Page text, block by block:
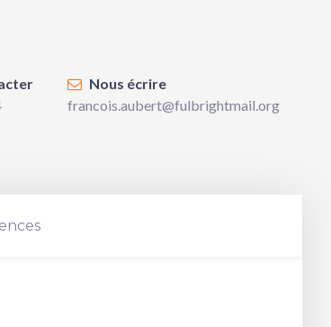
Nous écrire
francois.aubert@fulbrightmail.org